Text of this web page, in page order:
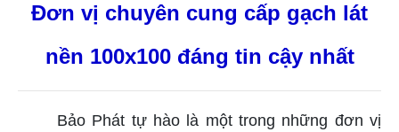
Đơn vị chuyên cung cấp gạch lát
nền 100x100 đáng tin cậy nhất
Bảo Phát tự hào là một trong những đơn vị